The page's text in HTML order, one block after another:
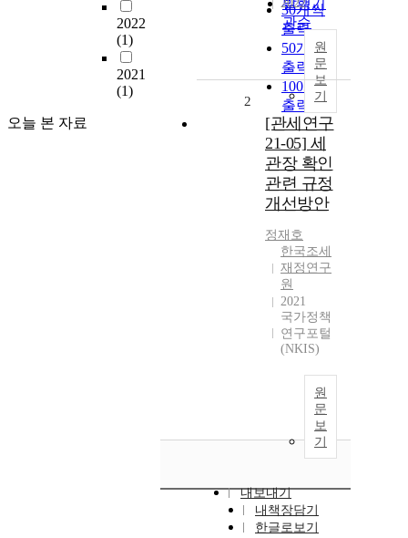
2022
(1)
2021
(1)
오늘 본 자료
발행기
관순
30개씩
출력
50개씩
출력
100개씩
출력
2022
원
문
보
기
2
[관세연구
21-05] 세
관장 확인
관련 규정
개선방안
정재호
한국조세
재정연구
원
2021
국가정책
연구포털
(NKIS)
원
문
보
기
내보내기
내책장담기
한글로보기